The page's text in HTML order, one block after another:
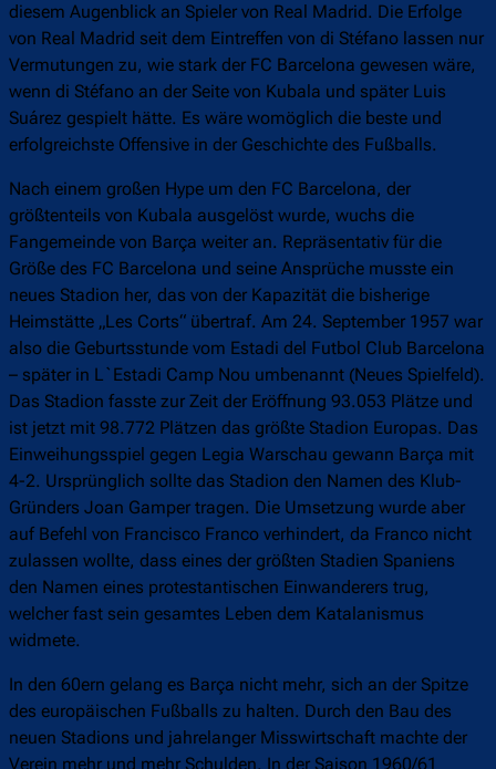
diesem Augenblick an Spieler von Real Madrid. Die Erfolge
von Real Madrid seit dem Eintreffen von di Stéfano lassen nur
Vermutungen zu, wie stark der FC Barcelona gewesen wäre,
wenn di Stéfano an der Seite von Kubala und später Luis
Suárez gespielt hätte. Es wäre womöglich die beste und
erfolgreichste Offensive in der Geschichte des Fußballs.
Nach einem großen Hype um den FC Barcelona, der
größtenteils von Kubala ausgelöst wurde, wuchs die
Fangemeinde von Barça weiter an. Repräsentativ für die
Größe des FC Barcelona und seine Ansprüche musste ein
neues Stadion her, das von der Kapazität die bisherige
Heimstätte „Les Corts“ übertraf. Am 24. September 1957 war
also die Geburtsstunde vom Estadi del Futbol Club Barcelona
– später in L`Estadi Camp Nou umbenannt (Neues Spielfeld).
Das Stadion fasste zur Zeit der Eröffnung 93.053 Plätze und
ist jetzt mit 98.772 Plätzen das größte Stadion Europas. Das
Einweihungsspiel gegen Legia Warschau gewann Barça mit
4-2. Ursprünglich sollte das Stadion den Namen des Klub-
Gründers Joan Gamper tragen. Die Umsetzung wurde aber
auf Befehl von Francisco Franco verhindert, da Franco nicht
zulassen wollte, dass eines der größten Stadien Spaniens
den Namen eines protestantischen Einwanderers trug,
welcher fast sein gesamtes Leben dem Katalanismus
widmete.
In den 60ern gelang es Barça nicht mehr, sich an der Spitze
des europäischen Fußballs zu halten. Durch den Bau des
neuen Stadions und jahrelanger Misswirtschaft machte der
Verein mehr und mehr Schulden. In der Saison 1960/61